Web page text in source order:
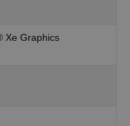
Xe Graphics